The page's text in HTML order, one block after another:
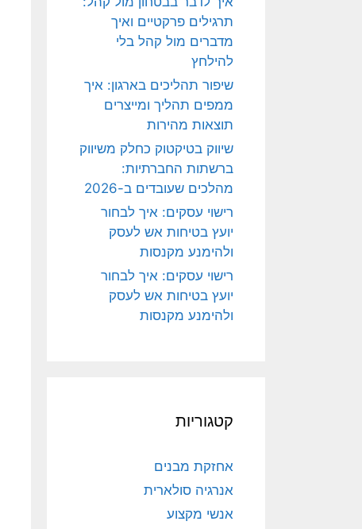
תרגילים פרקטיים ואיך
מדברים מול קהל בלי
להילחץ
שיפור תהליכים בארגון: איך
ממפים תהליך ומייצרים
תוצאות מהירות
שיווק בטיקטוק כחלק משיווק
ברשתות החברתיות:
מהלכים שעובדים ב-2026
רישוי עסקים: איך לבחור
יועץ בטיחות אש לעסק
ולהימנע מקנסות
רישוי עסקים: איך לבחור
יועץ בטיחות אש לעסק
ולהימנע מקנסות
קטגוריות
אחזקת מבנים
אנרגיה סולארית
אנשי מקצוע